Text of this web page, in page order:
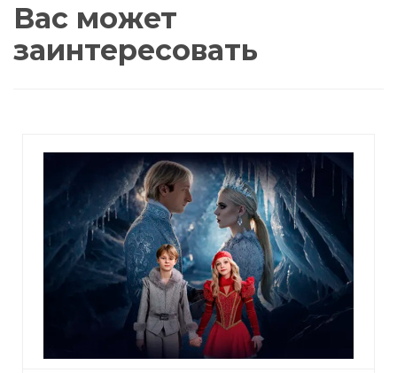
Вас может
заинтересовать